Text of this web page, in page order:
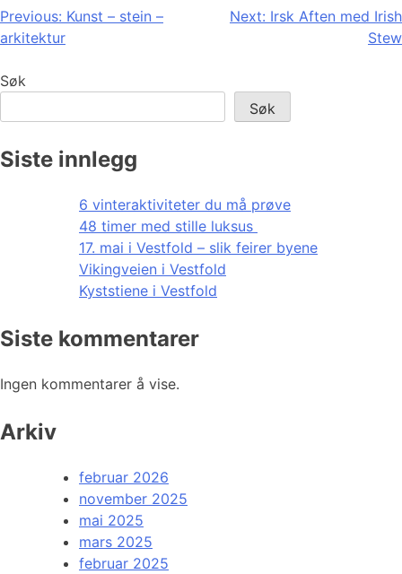
Innleggsnavigasjon
Previous: Kunst – stein –
arkitektur
Next: Irsk Aften med Irish
Stew
Søk
Søk
Siste innlegg
6 vinteraktiviteter du må prøve
48 timer med stille luksus
17. mai i Vestfold – slik feirer byene
Vikingveien i Vestfold
Kyststiene i Vestfold
Siste kommentarer
Ingen kommentarer å vise.
Arkiv
februar 2026
november 2025
mai 2025
mars 2025
februar 2025